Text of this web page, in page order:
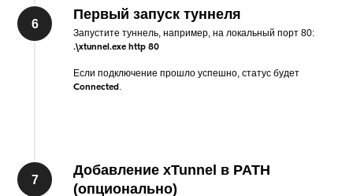
Первый запуск туннеля
Запустите туннель, например, на локальный порт 80:
.\xtunnel.exe http 80
Если подключение прошло успешно, статус будет
Connected.
Добавление xTunnel в PATH
(опционально)